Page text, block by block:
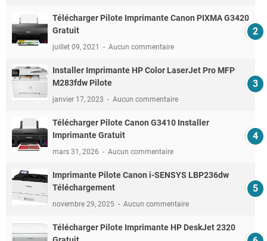
Télécharger Pilote Imprimante Canon PIXMA G3420
Gratuit
juillet 09, 2021 Aucun commentaire
Installer Imprimante HP Color LaserJet Pro MFP
M283fdw Pilote
janvier 17, 2023 Aucun commentaire
Télécharger Pilote Canon G3410 Installer
Imprimante Gratuit
mars 31, 2026 Aucun commentaire
Imprimante Pilote Canon i-SENSYS LBP236dw
Téléchargement
novembre 29, 2025 Aucun commentaire
Télécharger Pilote Imprimante HP DeskJet 2320